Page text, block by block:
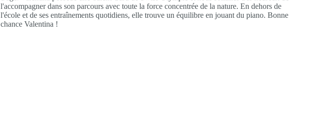
l'accompagner dans son parcours avec toute la force concentrée de la nature. En dehors de
l'école et de ses entraînements quotidiens, elle trouve un équilibre en jouant du piano. Bonne
chance Valentina !